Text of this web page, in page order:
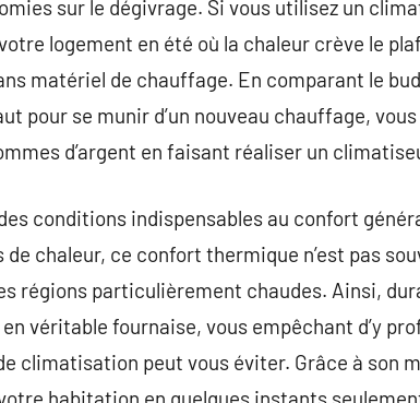
sur le dégivrage. Si vous utilisez un
logement en été où la chaleur crève le
matériel de chauffage. En comparant le
pour se munir d’un nouveau chauffage,
d’argent en faisant réaliser un
conditions indispensables au confort
chaleur, ce confort thermique n’est pas
régions particulièrement chaudes. Ainsi,
véritable fournaise, vous empêchant d’y
climatisation peut vous éviter. Grâce à son